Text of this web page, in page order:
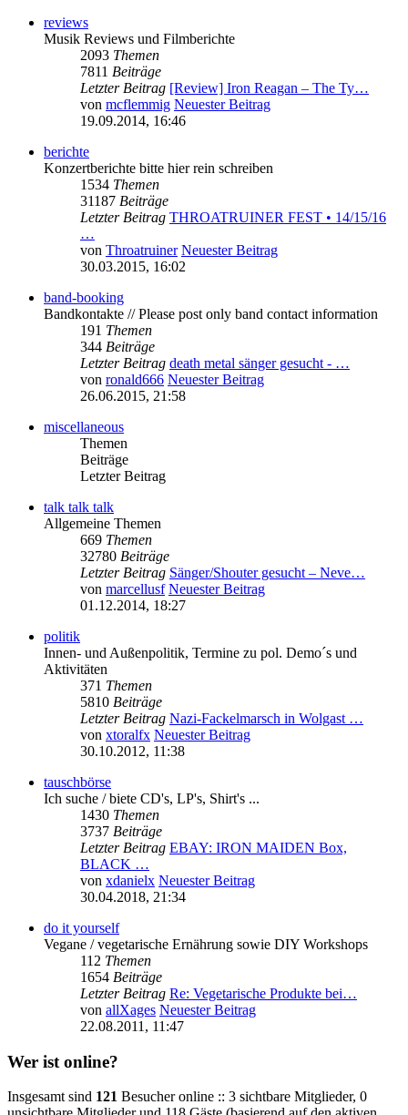
reviews
Musik Reviews und Filmberichte
2093 Themen
7811 Beiträge
Letzter Beitrag [Review] Iron Reagan – The Ty…
von mcflemmig Neuester Beitrag
19.09.2014, 16:46
berichte
Konzertberichte bitte hier rein schreiben
1534 Themen
31187 Beiträge
Letzter Beitrag THROATRUINER FEST • 14/15/16
…
von Throatruiner Neuester Beitrag
30.03.2015, 16:02
band-booking
Bandkontakte // Please post only band contact information
191 Themen
344 Beiträge
Letzter Beitrag death metal sänger gesucht - …
von ronald666 Neuester Beitrag
26.06.2015, 21:58
miscellaneous
Themen
Beiträge
Letzter Beitrag
talk talk talk
Allgemeine Themen
669 Themen
32780 Beiträge
Letzter Beitrag Sänger/Shouter gesucht – Neve…
von marcellusf Neuester Beitrag
01.12.2014, 18:27
politik
Innen- und Außenpolitik, Termine zu pol. Demo´s und
Aktivitäten
371 Themen
5810 Beiträge
Letzter Beitrag Nazi-Fackelmarsch in Wolgast …
von xtoralfx Neuester Beitrag
30.10.2012, 11:38
tauschbörse
Ich suche / biete CD's, LP's, Shirt's ...
1430 Themen
3737 Beiträge
Letzter Beitrag EBAY: IRON MAIDEN Box,
BLACK …
von xdanielx Neuester Beitrag
30.04.2018, 21:34
do it yourself
Vegane / vegetarische Ernährung sowie DIY Workshops
112 Themen
1654 Beiträge
Letzter Beitrag Re: Vegetarische Produkte bei…
von allXages Neuester Beitrag
22.08.2011, 11:47
Wer ist online?
Insgesamt sind 121 Besucher online :: 3 sichtbare Mitglieder, 0